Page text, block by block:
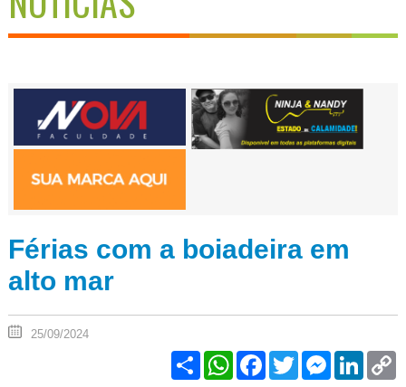
Férias com a boiadeira em
alto mar
25/09/2024
Share WhatsAppFacebook
TwitterMessenger